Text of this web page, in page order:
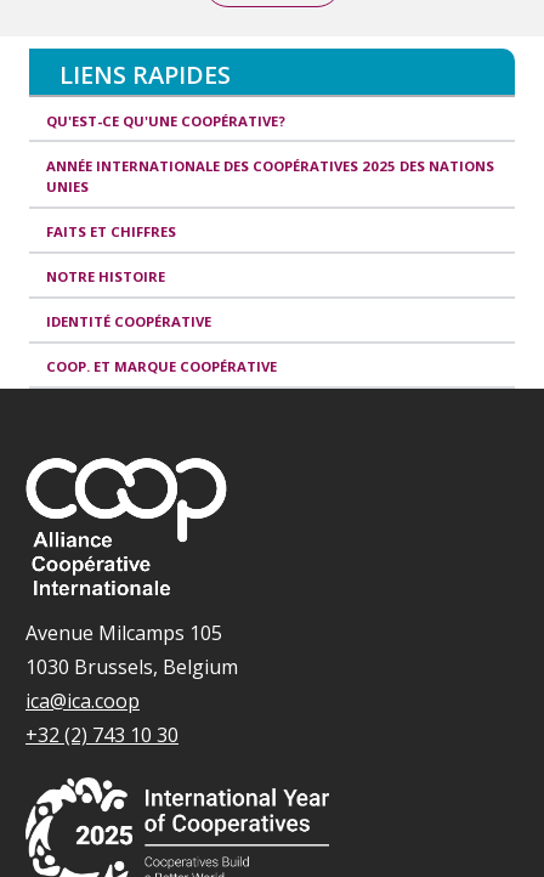
LIENS RAPIDES
QU'EST-CE QU'UNE COOPÉRATIVE?
ANNÉE INTERNATIONALE DES COOPÉRATIVES 2025 DES NATIONS
UNIES
FAITS ET CHIFFRES
NOTRE HISTOIRE
IDENTITÉ COOPÉRATIVE
COOP. ET MARQUE COOPÉRATIVE
Avenue Milcamps 105
1030 Brussels, Belgium
ica@ica.coop
+32 (2) 743 10 30